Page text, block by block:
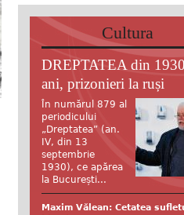
Cultura
DREPTATEA din
ani, prizonieri la ruși
În numărul 879 al
periodicului
„Dreptatea” (an.
IV, din 13
septembrie
1930), ce apărea
la București...
Maxim Vălean: Cetatea